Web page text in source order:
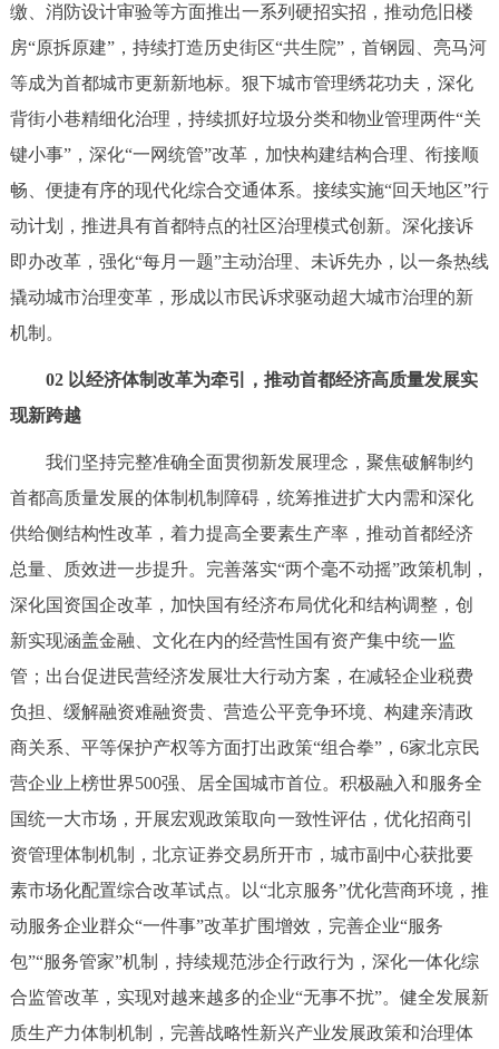
回到顶部
缴、消防设计审验等方面推出一系列硬招实招，推动危旧楼
房“原拆原建”，持续打造历史街区“共生院”，首钢园、亮马河
等成为首都城市更新新地标。狠下城市管理绣花功夫，深化
背街小巷精细化治理，持续抓好垃圾分类和物业管理两件“关
键小事”，深化“一网统管”改革，加快构建结构合理、衔接顺
畅、便捷有序的现代化综合交通体系。接续实施“回天地区”行
动计划，推进具有首都特点的社区治理模式创新。深化接诉
即办改革，强化“每月一题”主动治理、未诉先办，以一条热线
撬动城市治理变革，形成以市民诉求驱动超大城市治理的新
机制。
02 以经济体制改革为牵引，推动首都经济高质量发展实
现新跨越
我们坚持完整准确全面贯彻新发展理念，聚焦破解制约
首都高质量发展的体制机制障碍，统筹推进扩大内需和深化
供给侧结构性改革，着力提高全要素生产率，推动首都经济
总量、质效进一步提升。完善落实“两个毫不动摇”政策机制，
深化国资国企改革，加快国有经济布局优化和结构调整，创
新实现涵盖金融、文化在内的经营性国有资产集中统一监
管；出台促进民营经济发展壮大行动方案，在减轻企业税费
负担、缓解融资难融资贵、营造公平竞争环境、构建亲清政
商关系、平等保护产权等方面打出政策“组合拳”，6家北京民
营企业上榜世界500强、居全国城市首位。积极融入和服务全
国统一大市场，开展宏观政策取向一致性评估，优化招商引
资管理体制机制，北京证券交易所开市，城市副中心获批要
素市场化配置综合改革试点。以“北京服务”优化营商环境，推
动服务企业群众“一件事”改革扩围增效，完善企业“服务
包”“服务管家”机制，持续规范涉企行政行为，深化一体化综
合监管改革，实现对越来越多的企业“无事不扰”。健全发展新
质生产力体制机制，完善战略性新兴产业发展政策和治理体